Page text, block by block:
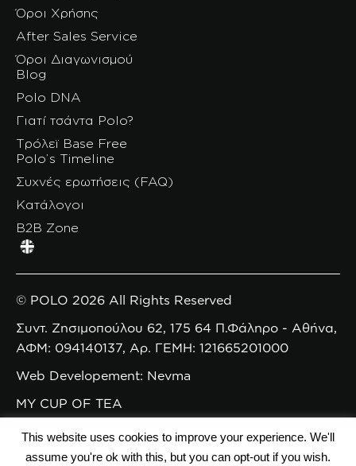
Όροι Χρήσης
After Sales Service
Όροι Διαγωνισμού
Blog
Polo DNA
Γιατί τσάντα Polo?
Τρόλεϊ Base Free
Polo’s Timeline
Συχνές ερωτήσεις (FAQ)
Κατάλογοι
B2B Zone
© POLO 2026 All Rights Reserved
Συντ. Ζησιμοπούλου 62, 175 64 Π.Φάληρο - Αθήνα,
ΑΦΜ: 094140137, Αρ. ΓΕΜΗ: 121665201000
Web Developement: Nevma
MY CUP OF TEA
This website uses cookies to improve your experience. We'll
assume you're ok with this, but you can opt-out if you wish.